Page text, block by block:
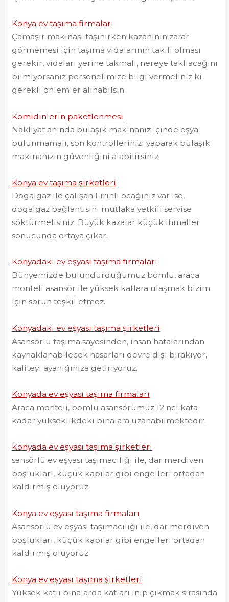
Konya ev taşıma firmaları
Çamaşır makinası taşınırken kazanının zarar
görmemesi için taşıma vidalarının takılı olması
gerekir, vidaları yerine takmalı, nereye taklıacağını
bilmiyorsanız personelimize bilgi vermeliniz ki
gerekli önlemler alınabilsin.
Komidinlerin paketlenmesi
Nakliyat anında bulaşık makinanız içinde eşya
bulunmamalı, son kontrollerinizi yaparak bulaşık
makinanızın güvenliğini alabilirsiniz.
Konya ev taşıma şirketleri
Dogalgaz ile çalışan Fırınlı ocağınız var ise,
dogalgaz bağlantısını mutlaka yetkili servise
söktürmelisiniz. Büyük kazalar küçük ihmaller
sonucunda ortaya çıkar.
Konyadaki ev eşyası taşıma firmaları
Bünyemizde bulundurduğumuz bomlu, araca
monteli asansör ile yüksek katlara ulaşmak bizim
için sorun teşkil etmez.
Konyadaki ev eşyası taşıma şirketleri
Asansörlü taşıma sayesinden, insan hatalarından
kaynaklanabilecek hasarları devre dışı bırakıyor,
kaliteyi ayanığınıza getiriyoruz.
Konyada ev eşyası taşıma firmaları
Araca monteli, bomlu asansörümüz 12 nci kata
kadar yükseklikdeki binalara uzanabilmektedir.
Konyada ev eşyası taşıma şirketleri
sansörlü ev eşyası taşımacılığı ile, dar merdiven
boşlukları, küçük kapılar gibi engelleri ortadan
kaldırmış oluyoruz.
Konya ev eşyası taşıma firmaları
Asansörlü ev eşyası taşımacılığı ile, dar merdiven
boşlukları, küçük kapılar gibi engelleri ortadan
kaldırmış oluyoruz.
Konya ev eşyası taşıma şirketleri
Yüksek katlı binalarda katları inip çıkmak sırasında